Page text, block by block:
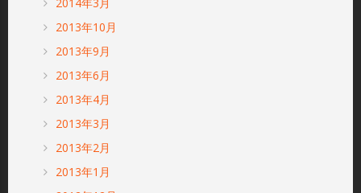
2013年10月
2013年9月
2013年6月
2013年4月
2013年3月
2013年2月
2013年1月